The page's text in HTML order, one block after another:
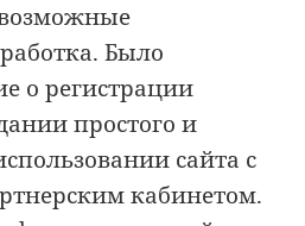
Было
о регистрации
простого и
сайта с
кабинетом.